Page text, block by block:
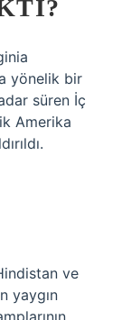
yönelik bir
süren İç
Amerika
ve
yaygın